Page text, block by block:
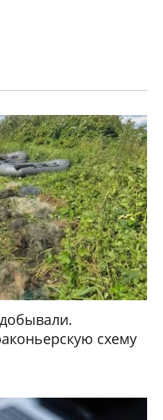
схему